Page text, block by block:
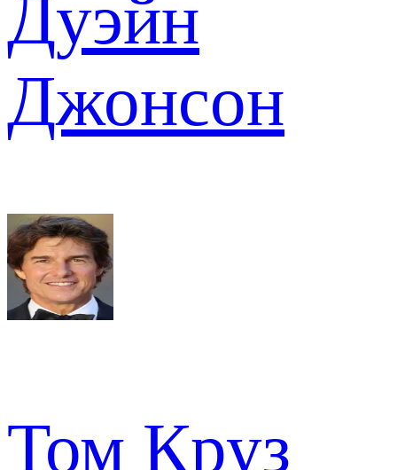
Дуэйн
Джонсон
Том Круз